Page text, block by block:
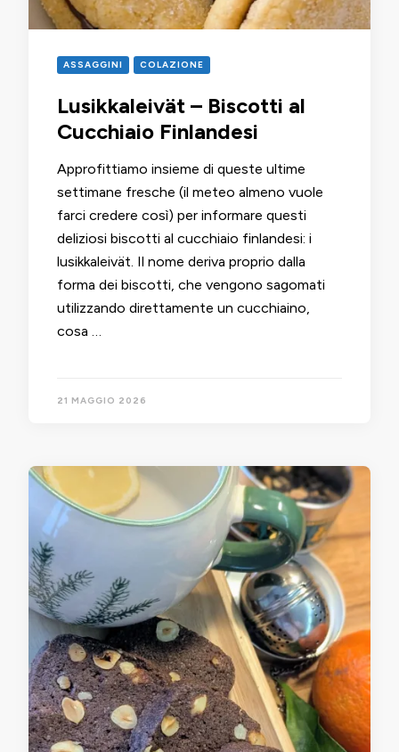
ASSAGGINI COLAZIONE
Lusikkaleivät – Biscotti al
Cucchiaio Finlandesi
Approfittiamo insieme di queste ultime
settimane fresche (il meteo almeno vuole
farci credere così) per informare questi
deliziosi biscotti al cucchiaio finlandesi: i
lusikkaleivät. Il nome deriva proprio dalla
forma dei biscotti, che vengono sagomati
utilizzando direttamente un cucchiaino,
cosa …
21 MAGGIO 2026